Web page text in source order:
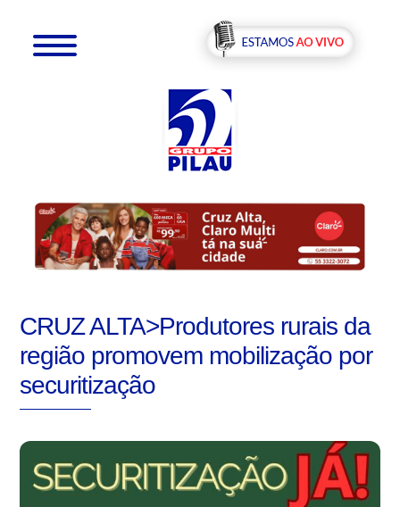
CRUZ ALTA>Produtores rurais da
região promovem mobilização por
securitização